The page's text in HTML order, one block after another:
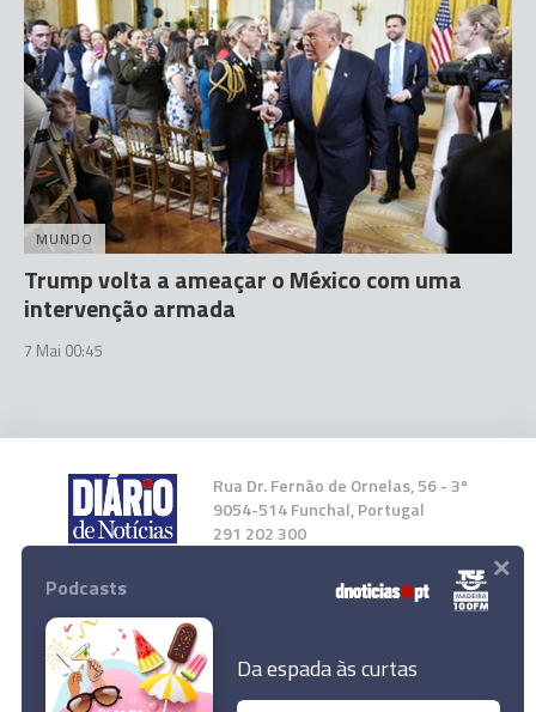
MUNDO
Trump volta a ameaçar o México com uma
intervenção armada
7 Mai 00:45
Rua Dr. Fernão de Ornelas, 56 - 3º
9054-514 Funchal, Portugal
291 202 300
Instale a nossa App
Podcasts
Da espada às curtas
×